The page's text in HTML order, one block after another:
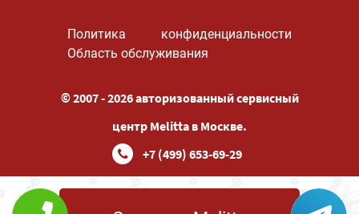
Политика конфиденциальности
Область обслуживания
© 2007 - 2026 авторизованный сервисный
центр Melitta в Москве.
+7 (499) 653-69-29